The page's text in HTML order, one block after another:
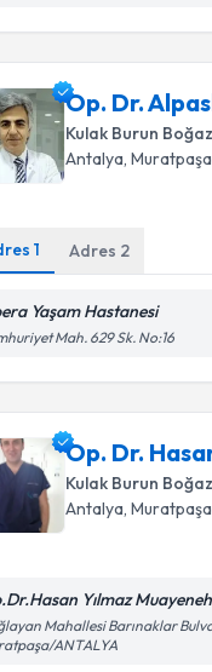
Op. Dr.
Kulak Burun
Antalya , Muratpaşa
1 Adres 2
Yaşam Hastanesi
Mah. 629 Sk. No:16
Op. Dr.
Kulak Burun
Antalya , Muratpaşa
Yılmaz
Mahallesi Barınaklar
ANTALYA